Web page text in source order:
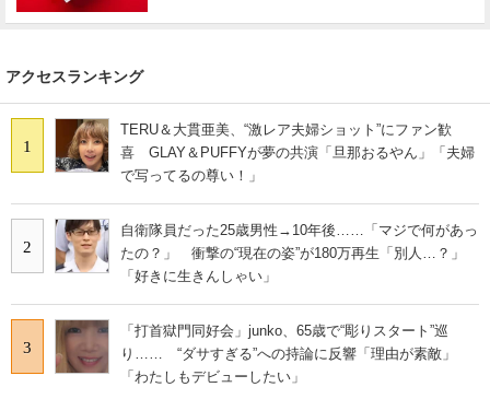
アクセスランキング
1
TERU＆大貫亜美、“激レア夫婦ショット”にファン歓
喜 GLAY＆PUFFYが夢の共演「旦那おるやん」「夫婦
で写ってるの尊い！」
2
自衛隊員だった25歳男性→10年後……「マジで何があっ
たの？」 衝撃の“現在の姿”が180万再生「別人…？」
「好きに生きんしゃい」
3
「打首獄門同好会」junko、65歳で“彫りスタート”巡
り…… “ダサすぎる”への持論に反響「理由が素敵」
「わたしもデビューしたい」